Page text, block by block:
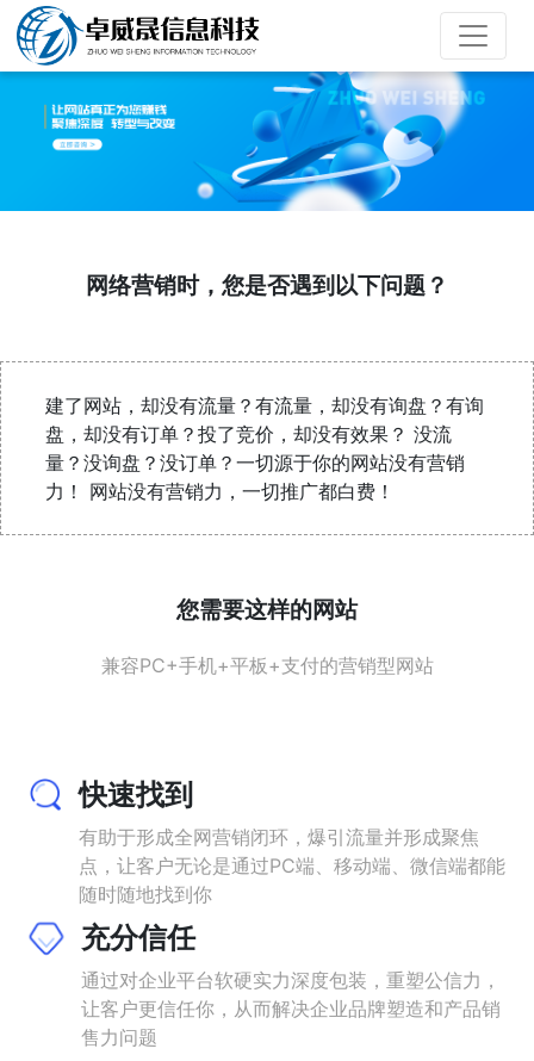
网络营销时，您是否遇到以下问题？
建了网站，却没有流量？有流量，却没有询盘？有询
盘，却没有订单？投了竞价，却没有效果？ 没流
量？没询盘？没订单？一切源于你的网站没有营销
力！ 网站没有营销力，一切推广都白费！
您需要这样的网站
兼容PC+手机+平板+支付的营销型网站
快速找到
有助于形成全网营销闭环，爆引流量并形成聚焦
点，让客户无论是通过PC端、移动端、微信端都能
随时随地找到你
充分信任
通过对企业平台软硬实力深度包装，重塑公信力，
让客户更信任你，从而解决企业品牌塑造和产品销
售力问题